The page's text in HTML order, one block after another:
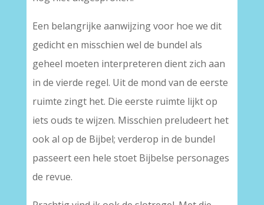
Een belangrijke aanwijzing voor hoe we dit
gedicht en misschien wel de bundel als
geheel moeten interpreteren dient zich aan
in de vierde regel. Uit de mond van de eerste
ruimte zingt het. Die eerste ruimte lijkt op
iets ouds te wijzen. Misschien preludeert het
ook al op de Bijbel; verderop in de bundel
passeert een hele stoet Bijbelse personages
de revue.